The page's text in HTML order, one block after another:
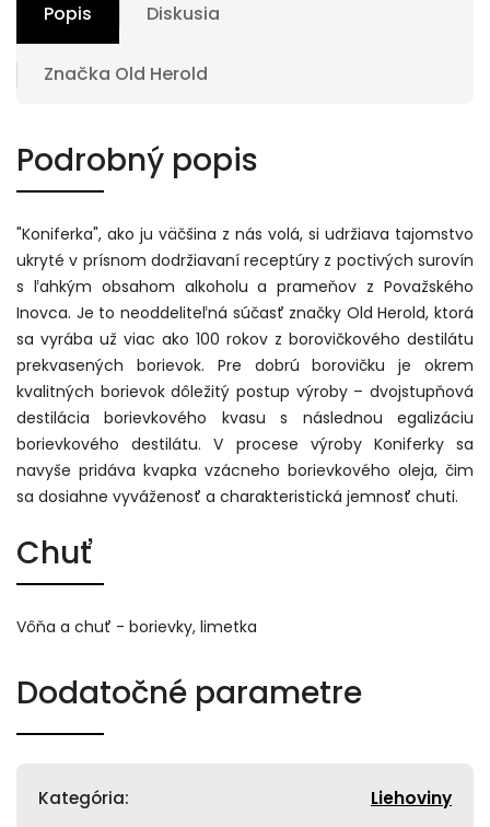
Popis Diskusia
Značka Old Herold
Podrobný popis
"Koniferka", ako ju väčšina z nás volá, si udržiava tajomstvo
ukryté v prísnom dodržiavaní receptúry z poctivých surovín
s ľahkým obsahom alkoholu a prameňov z Považského
Inovca. Je to neoddeliteľná súčasť značky Old Herold, ktorá
sa vyrába už viac ako 100 rokov z borovičkového destilátu
prekvasených borievok. Pre dobrú borovičku je okrem
kvalitných borievok dôležitý postup výroby – dvojstupňová
destilácia borievkového kvasu s následnou egalizáciu
borievkového destilátu. V procese výroby Koniferky sa
navyše pridáva kvapka vzácneho borievkového oleja, čim
sa dosiahne vyváženosť a charakteristická jemnosť chuti.
Chuť
Vôňa a chuť - borievky, limetka
Dodatočné parametre
Kategória: Liehoviny